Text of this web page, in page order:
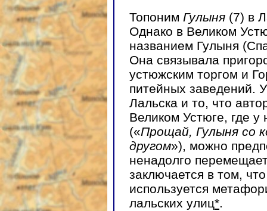
Топоним Гулыня (7) в
Однако в Великом
названием Гулыня
Она связывала
устюжским торгом и
питейных заведений.
Лальска и то, что
Великом Устюге, где у
(«Прощай, Гулыня со
другом»), можно
ненадолго
заключается в том,
используется
лальских улиц*.